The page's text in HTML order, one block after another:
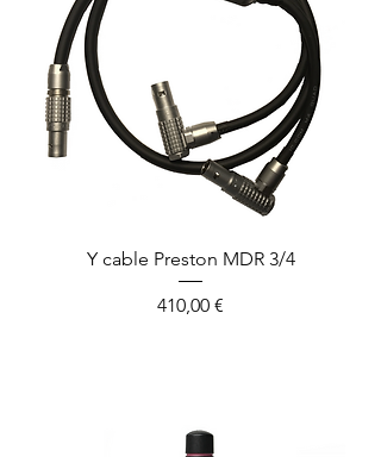
Y cable Preston MDR 3/4
Prix
410,00 €